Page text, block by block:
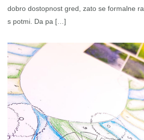
dobro dostopnost gred, zato se formalne
s potmi. Da pa […]